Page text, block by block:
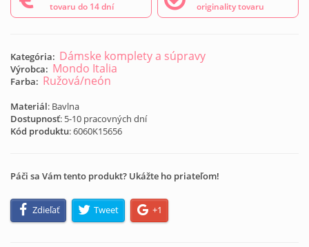
tovaru do 14 dní
originality tovaru
Kategória: Dámske komplety a súpravy
Výrobca: Mondo Italia
Farba: Ružová/neón
Materiál: Bavlna
Dostupnosť: 5-10 pracovných dní
Kód produktu:6060K15656
Páči sa Vám tento produkt? Ukážte ho priateľom!
Zdieľať Tweet +1